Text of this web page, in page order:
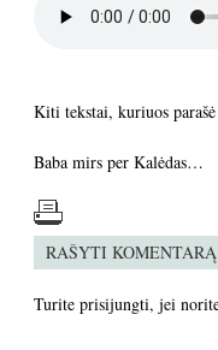
Kiti tekstai, kuriuos
Baba mirs per Kalėdas…
RAŠYTI KOMENTARĄ
Turite prisijungti, jei